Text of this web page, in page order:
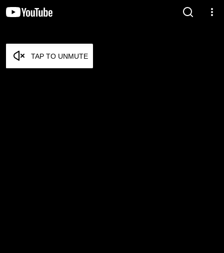
TAP TO UNMUTE